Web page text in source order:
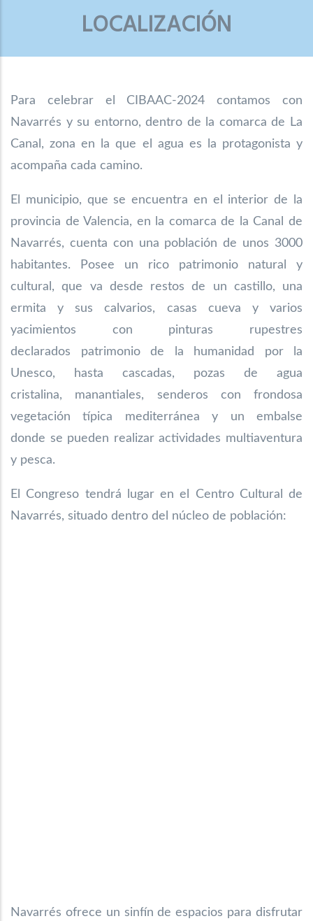
LOCALIZACIÓN
Para celebrar el CIBAAC-2024 contamos con
Navarrés y su entorno, dentro de la comarca de La
Canal, zona en la que el agua es la protagonista y
acompaña cada camino.
El municipio, que se encuentra en el interior de la
provincia de Valencia, en la comarcade la Canal de
Navarrés, cuenta con una población de unos 3000
habitantes. Posee un rico patrimonio natural y
cultural, que va desde restos de un castillo, una
ermita y suscalvarios, casas cueva y varios
yacimientos con pinturas rupestres
declarados patrimonio de la humanidad por la
Unesco, hasta cascadas, pozas de agua
cristalina, manantiales, senderos con frondosa
vegetación típica mediterránea y un embalse
donde se pueden realizar actividades multiaventura
y pesca.
El Congreso tendrá lugar en el Centro Cultural de
Navarrés, situado dentro del núcleo de población:
Navarrés ofrece un sinfín de espacios para disfrutar